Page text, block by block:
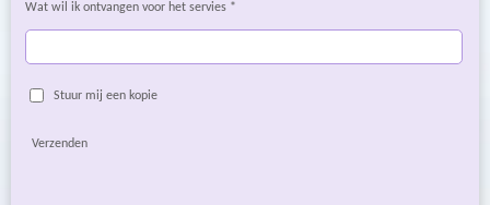
Wat wil ik ontvangen voor het servies *
Stuur mij een kopie
Verzenden